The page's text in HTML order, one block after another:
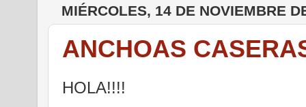
MIÉRCOLES, 14 DE NOVIEMBRE
ANCHOAS
HOLA!!!!